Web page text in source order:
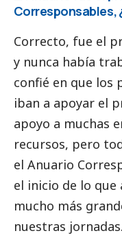
Corresponsables,
Correcto, fue el
y nunca había
confié en que los
iban a apoyar el
apoyo a muchas
recursos, pero
el Anuario
el inicio de lo que
mucho más
nuestras jornadas.